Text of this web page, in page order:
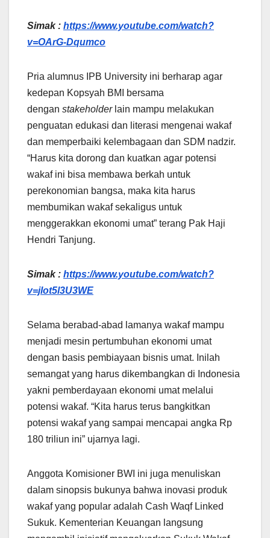
Simak : https://www.youtube.com/watch?
v=OArG-Dqumco
Pria alumnus IPB University ini berharap agar
kedepan Kopsyah BMI bersama
dengan stakeholderlain mampu melakukan
penguatan edukasi dan literasi mengenai wakaf
dan memperbaiki kelembagaan dan SDM nadzir.
“Harus kita dorong dan kuatkan agar potensi
wakaf ini bisa membawa berkah untuk
perekonomian bangsa, maka kita harus
membumikan wakaf sekaligus untuk
menggerakkan ekonomi umat” terang Pak Haji
Hendri Tanjung.
Simak : https://www.youtube.com/watch?
v=jlot5l3U3WE
Selama berabad-abad lamanya wakaf mampu
menjadi mesin pertumbuhan ekonomi umat
dengan basis pembiayaan bisnis umat. Inilah
semangat yang harus dikembangkan di Indonesia
yakni pemberdayaan ekonomi umat melalui
potensi wakaf. “Kita harus terus bangkitkan
potensi wakaf yang sampai mencapai angka Rp
180 triliun ini” ujarnya lagi.
Anggota Komisioner BWI ini juga menuliskan
dalam sinopsis bukunya bahwa inovasi produk
wakaf yang popular adalah Cash Waqf Linked
Sukuk. Kementerian Keuangan langsung